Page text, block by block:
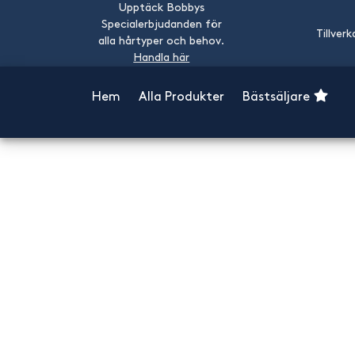
Upptäck Bobbys
Specialerbjudanden för
alla hårtyper och behov.
Handla här
Hem Alla Produkter Bästsäljare